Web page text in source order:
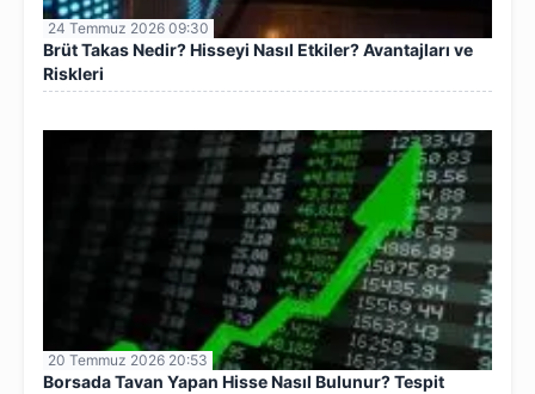
24 Temmuz 2026 09:30
Brüt Takas Nedir? Hisseyi Nasıl Etkiler? Avantajları ve
Riskleri
20 Temmuz 2026 20:53
Borsada Tavan Yapan Hisse Nasıl Bulunur? Tespit